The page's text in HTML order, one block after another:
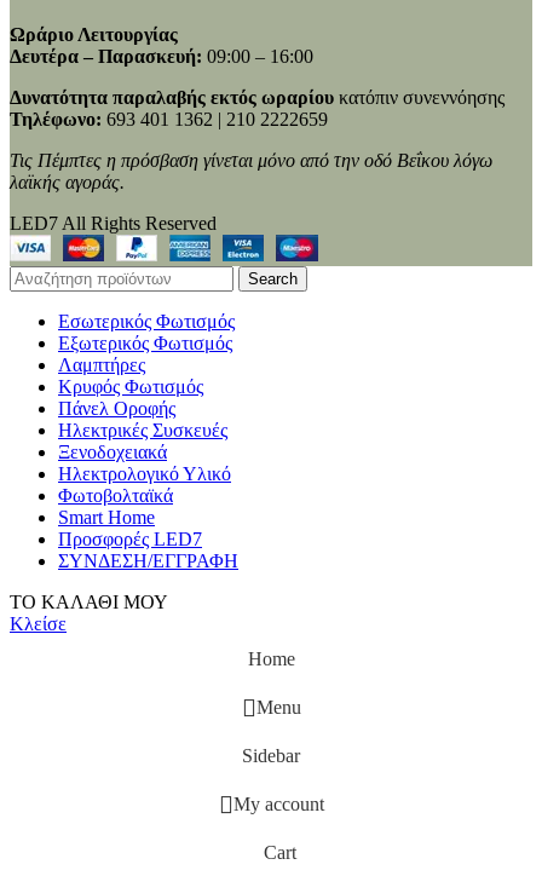
Ωράριο Λειτουργίας
Δευτέρα – Παρασκευή: 09:00 – 16:00
Δυνατότητα παραλαβής εκτός ωραρίου κατόπιν συνεννόησης
Τηλέφωνο: 693 401 1362 | 210 2222659
Τις Πέμπτες η πρόσβαση γίνεται μόνο από την οδό Βεΐκου λόγω
λαϊκής αγοράς.
LED7 All Rights Reserved
Search
Εσωτερικός Φωτισμός
Εξωτερικός Φωτισμός
Λαμπτήρες
Κρυφός Φωτισμός
Πάνελ Οροφής
Ηλεκτρικές Συσκευές
Ξενοδοχειακά
Ηλεκτρολογικό Υλικό
Φωτοβολταϊκά
Smart Home
Προσφορές LED7
ΣΥΝΔΕΣΗ/ΕΓΓΡΑΦΗ
ΤΟ ΚΑΛΑΘΙ ΜΟΥ
Κλείσε
Home
Menu
Sidebar
My account
Cart